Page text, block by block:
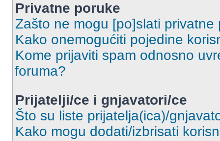
Privatne poruke
Zašto ne mogu [po]slati privatne
Kako onemogućiti pojedine
Kome prijaviti spam odnosno
foruma?
Prijatelji/ce i gnjavatori/ce
Što su liste prijatelja(ica)/
Kako mogu dodati/izbrisati